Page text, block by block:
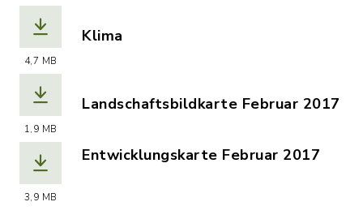
4,7 MB
Klima
1,9 MB
Landschaftsbildkarte Februar 2017
3,9 MB
Entwicklungskarte Februar 2017